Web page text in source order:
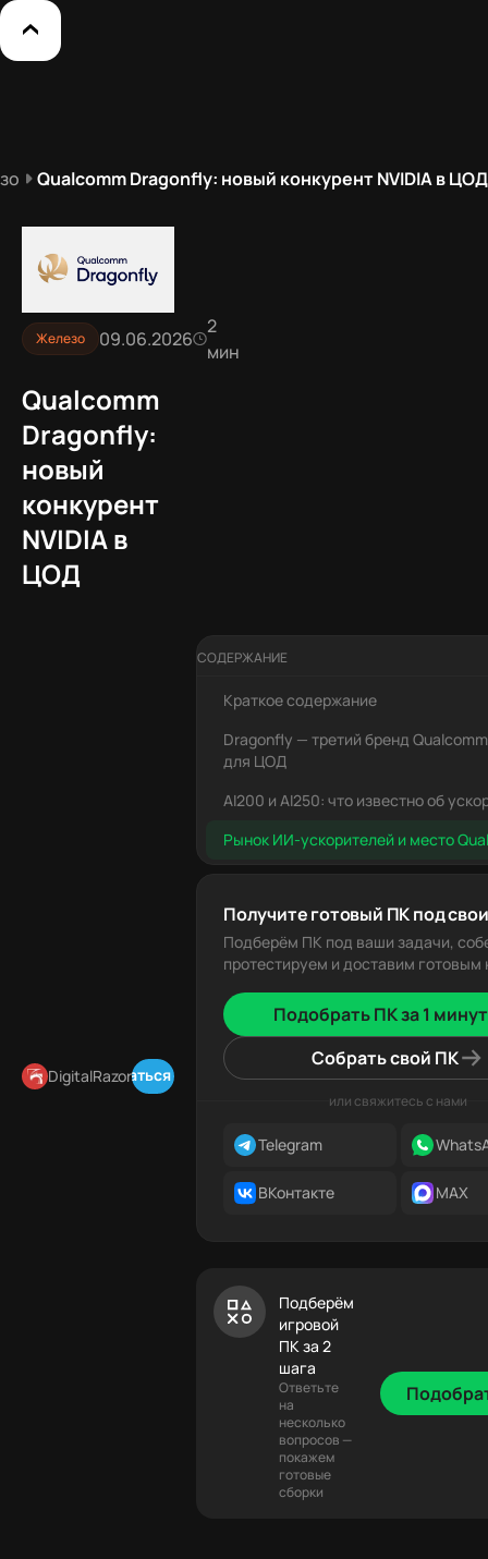
Qualcomm Dragonfly: новый конкурент NVIDIA в ЦОД
Железо 09.06.2026
2
мин
Qualcomm
Dragonfly:
новый
конкурент
NVIDIA в
ЦОД
DigitalRazor
Подписаться в Telegram
СОДЕРЖАНИЕ
Краткое содержание
Dragonfly — третий бренд
для ЦОД
AI200 и AI250: что известно об
Рынок ИИ-ускорителей и место
Получите готовый ПК под
Подберём ПК под ваши задачи,
протестируем и доставим готовым
Подобрать ПК за 1
Собрать свой ПК
или свяжитесь с нами
Telegram
ВКонтакте MAX
Подберём
игровой
ПК за 2
шага
Ответьте
на
несколько
вопросов —
покажем
готовые
сборки